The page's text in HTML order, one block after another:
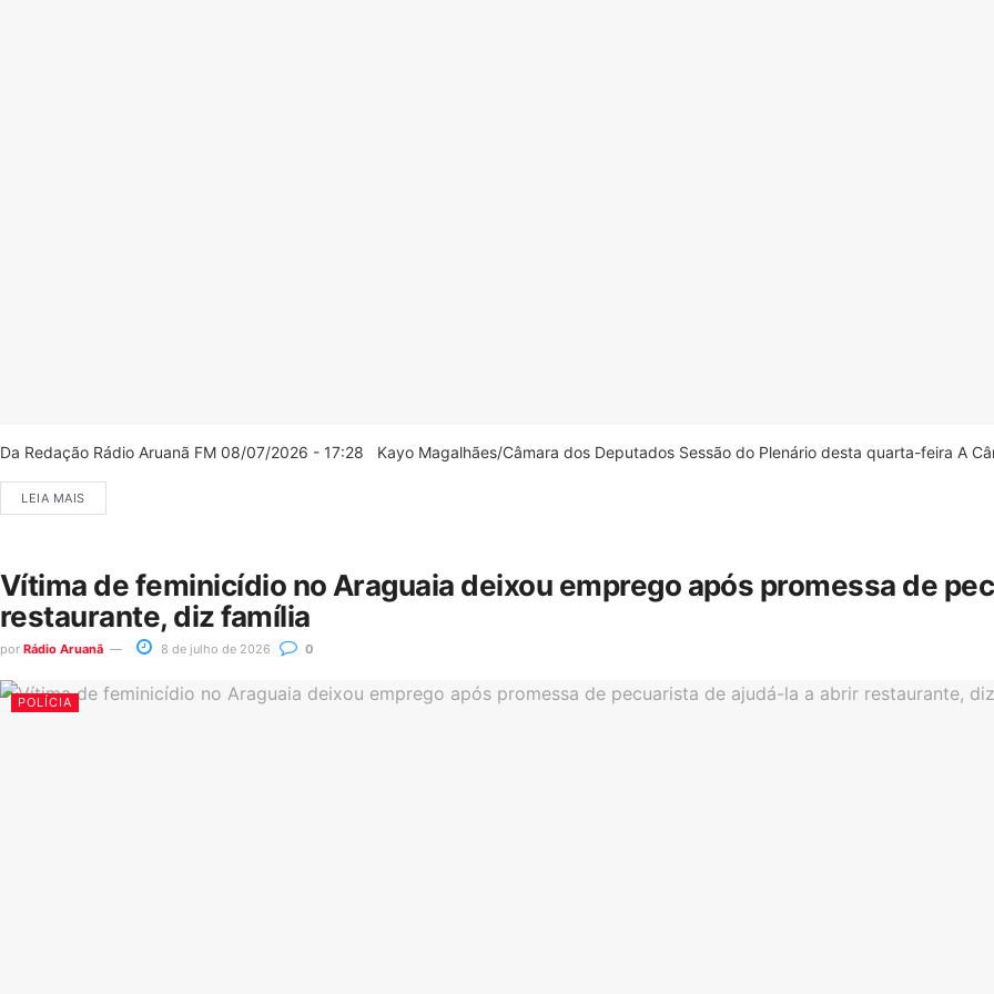
Da Redação Rádio Aruanã FM 08/07/2026 - 17:28 Kayo Magalhães/Câmara dos Deputados Sessão do Plenário desta quarta-feira A
LEIA MAIS
Vítima de feminicídio no Araguaia deixou emprego após promessa de
restaurante, diz família
por Rádio Aruanã 8 de julho de 2026 0
POLÍCIA